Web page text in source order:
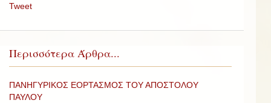
Tweet
Περισσότερα Άρθρα...
ΠΑΝΗΓΥΡΙΚΟΣ ΕΟΡΤΑΣΜΟΣ ΤΟΥ ΑΠΟΣΤΟΛΟΥ
ΠΑΥΛΟΥ